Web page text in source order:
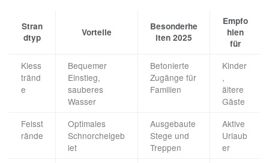
Stran
dtyp
Vorteile
Besonderhe
iten 2025
Empfo
hlen
für
Kiess
tränd
e
Bequemer
Einstieg,
sauberes
Wasser
Betonierte
Zugänge für
Familien
Kinder
,
ältere
Gäste
Felsst
rände
Optimales
Schnorchelgeb
iet
Ausgebaute
Stege und
Treppen
Aktive
Urlaub
er